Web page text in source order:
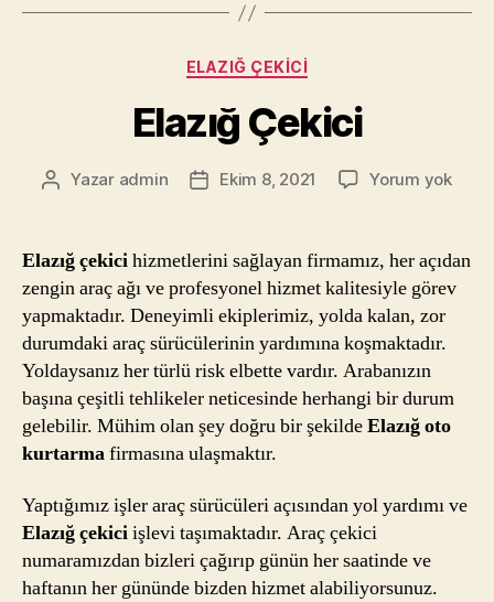
Kategoriler
ELAZIĞ ÇEKICI
Elazığ Çekici
Yazının
Yazar admin
YazıEkim 8, 2021 Yorum yok
Elazığ çekicihizmetlerini sağlayan firmamız, her açıdan
zengin araç ağı ve profesyonel hizmet kalitesiyle görev
yapmaktadır. Deneyimli ekiplerimiz, yolda kalan, zor
durumdaki araç sürücülerinin yardımına koşmaktadır.
Yoldaysanız her türlü risk elbette vardır. Arabanızın
başına çeşitli tehlikeler neticesinde herhangi bir durum
gelebilir. Mühim olan şey doğru bir şekildeElazığ oto
kurtarmafirmasına ulaşmaktır.
Yaptığımız işler araç sürücüleri açısından yol yardımı ve
Elazığ çekiciişlevi taşımaktadır. Araç çekici
numaramızdan bizleri çağırıp günün her saatinde ve
haftanın her gününde bizden hizmet alabiliyorsunuz.